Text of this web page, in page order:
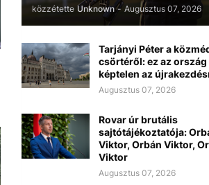
közzétette Unknown - Augusztus 07, 2026
Tarjányi Péter a
csörtéről: ez az ország
képtelen az
Augusztus 07, 2026
Rovar úr brutális
sajtótájékoztatója:
Viktor, Orbán Viktor,
Viktor
Augusztus 07, 2026